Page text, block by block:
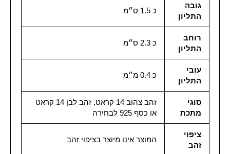
גובה
התליון
כ 1.5 ס״מ
רוחב
התליון
כ 2.3 ס״מ
עובי
התליון
כ 0.4 מ״מ
סוגי
מתכת
זהב צהוב 14 קראט, זהב לבן 14 קראט
או כסף 925 לבחירה
ציפוי
זהב
המוצר אינו מיוצר בציפוי זהב